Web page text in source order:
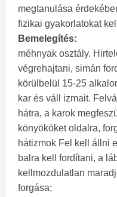
megtanulása
fizikai gyakorlatokat
Bemelegítés:
méhnyak osztály.
végrehajtani, simán
körülbelül 15-25
kar és váll izmait.
hátra, a karok
könyököket oldalra,
hátizmok Fel kell állni
balra kell fordítani, a
kellmozdulatlan
forgása;